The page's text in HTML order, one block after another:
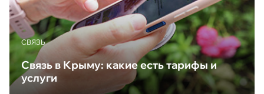
CВЯЗЬ
Связь в Крыму: какие есть тарифы и
услуги